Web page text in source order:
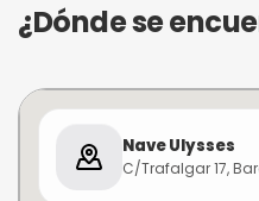
¿Dónde se
Nave Ulysses
C/Trafalgar 17,